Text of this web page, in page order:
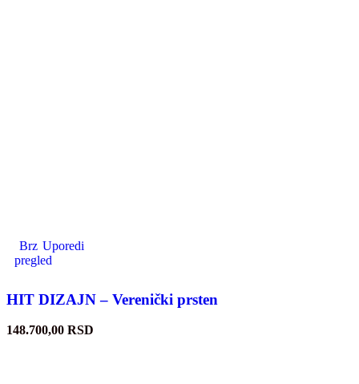
Brz
pregled
Uporedi
HIT DIZAJN – Verenički prsten
148.700,00 RSD